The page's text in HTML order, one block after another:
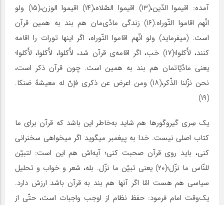
آمده: اقیموا الدّین،(۱۳) اقیموا الصّلاه،(۱۴) اقیموا الوزن،(۱۵) ولو
انّهم اقاموا التّوراه.(۱۶) زندگی مادّی‌مان هم بند به همین قرآن
است. (میفرماید) ولو انّهم اقاموا التّوراه، اگر اینها تورات را اقامه
کنند، لأَکلوا؛(۱۷) خب، اگر اقامه‌ی قرآن شد، لأَکلوا، لأَکلوا، لأَکلوا؛
یعنی مادّیّاتمان هم بند به همین است. چون قرآن ذکر است،
نحن نزّلنا الذّکر،(۱۸) ومن اعرض عن ذکری فإنّ له معیشهً ضنکا.
(۱۹)
یک سِری گیروگورها هم شاید به‌خاطر این باشد که قرآن برای ما
کتاب اصلی نیست. خدا به پیغمبر میگوید اگر میخواهی سخنرانی
کنی، باید روی قرآن صحبت کنی؛ آیه‌اش هم این است: لتبیّن
للنّاس ما نزّل‌؛(۲۰) یعنی تبیّن ما نزّل. بله، شعر و خواب و تحلیل
سیاسی هم هست امّا اگر آنها هم بند به قرآن باشد ارزش دارد.
یک‌وقت امام فرمود: حفظ نظام از اوجب واجبات است، حتّی از